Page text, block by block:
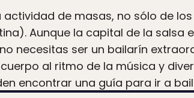
de masas, no sólo de
Aunque la capital de la salsa
necesitas ser un bailarín
al ritmo de la música y
encontrar una guía para ir a